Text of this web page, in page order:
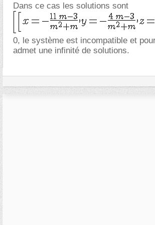
Dans ce cas les solutions sont
0, le système est incompatible et
admet une infinité de solutions.